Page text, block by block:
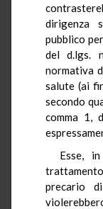
dirigenza
pubblico
del d.lgs.
normativa
salute (ai
secondo
comma 1,
Esse,
precario